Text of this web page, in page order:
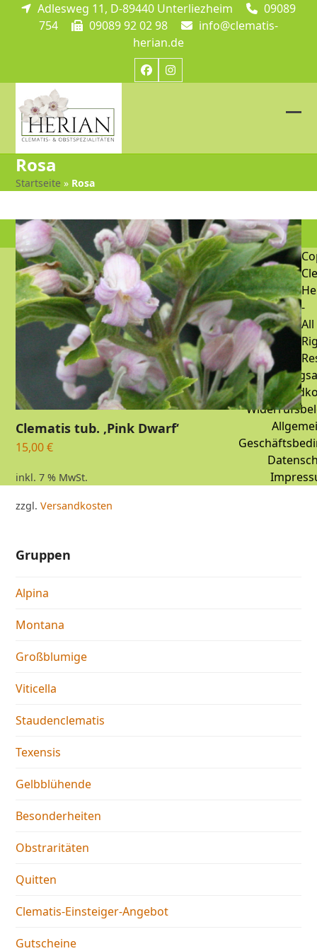
Skip
Adlesweg 11, D-89440 Unterliezheim
09089
754
09089 92 02 98
info@clematis-
herian.de
FacebookInstagram
Rosa
Startseite » Rosa
Clematis tub. ‚Pink Dwarf‘
15,00€
inkl. 7 % MwSt.
zzgl.Versandkosten
Gruppen
Alpina
Montana
Großblumige
Viticella
Staudenclematis
Texensis
Gelbblühende
Besonderheiten
Obstraritäten
Quitten
Clematis-Einsteiger-Angebot
Gutscheine
-
All